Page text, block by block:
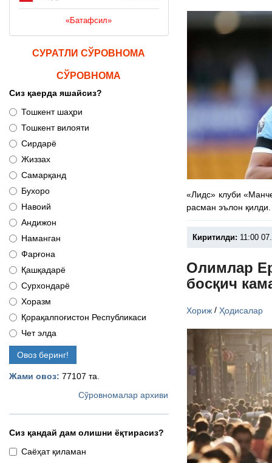
«Батафсил»
СУРАТЛИ СЎРОВНОМА
СЎРОВНОМА
Сиз қаерда яшайсиз?
Тошкент шаҳри
Тошкент вилояти
Сирдарё
Жиззах
Самарқанд
Бухоро
Навоий
Андижон
Наманган
Фарғона
Қашқадарё
Сурхондарё
Хоразм
Қорақалпоғистон Республикаси
Чет элда
Овоз беринг!
Жами овоз: 77107 та.
Сўровномалар архиви
Сиз қандай дам олишни ёқтирасиз?
Саёҳат қиламан
«Лидс» клуби
расман эълон қилди.
Киритилди: 11:00
Олимлар
босқич
Хориж /Ҳодисалар